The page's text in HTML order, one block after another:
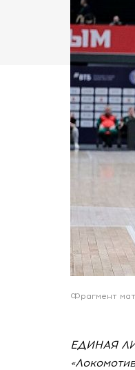
Фрагмент
ЕДИНАЯ